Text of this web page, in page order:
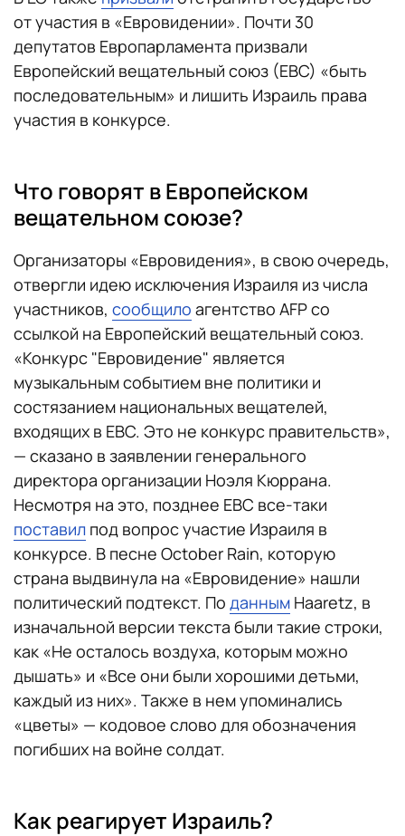
от участия в «Евровидении». Почти 30
депутатов Европарламента призвали
Европейский вещательный союз (ЕВС) «быть
последовательным» и лишить Израиль права
участия в конкурсе.
Что говорят в Европейском
вещательном союзе?
Организаторы «Евровидения», в свою очередь,
отвергли идею исключения Израиля из числа
участников, сообщило агентство AFP со
ссылкой на Европейский вещательный союз.
«Конкурс "Евровидение" является
музыкальным событием вне политики и
состязанием национальных вещателей,
входящих в ЕВС. Это не конкурс правительств»,
— сказано в заявлении генерального
директора организации Ноэля Кюррана.
Несмотря на это, позднее ЕВС все-таки
поставил под вопрос участие Израиля в
конкурсе. В песне October Rain, которую
страна выдвинула на «Евровидение» нашли
политический подтекст. По данным Haaretz, в
изначальной версии текста были такие строки,
как «Не осталось воздуха, которым можно
дышать» и «Все они были хорошими детьми,
каждый из них». Также в нем упоминались
«цветы» — кодовое слово для обозначения
погибших на войне солдат.
Как реагирует Израиль?